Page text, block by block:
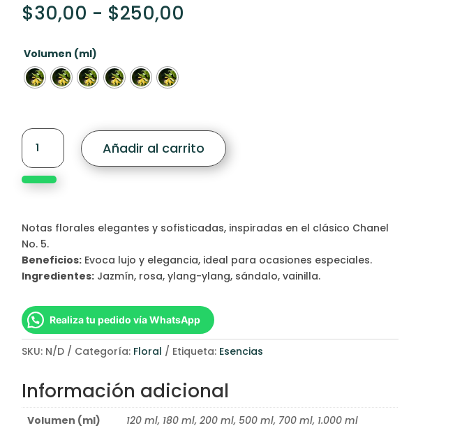
$30,00 - $250,00
Volumen (ml)
Chanel
5
(Our
Fragrance
Oil
cantidad
Añadir al carrito
Notas florales elegantes y sofisticadas, inspiradas en el clásico Chanel
No. 5.
Beneficios: Evoca lujo y elegancia, ideal para ocasiones especiales.
Ingredientes: Jazmín, rosa, ylang-ylang, sándalo, vainilla.
Realiza tu pedido vía WhatsApp
SKU: N/D Categoría: Floral Etiqueta: Esencias
Información adicional
Volumen (ml) 120 ml, 180 ml, 200 ml, 500 ml, 700 ml, 1.000 ml